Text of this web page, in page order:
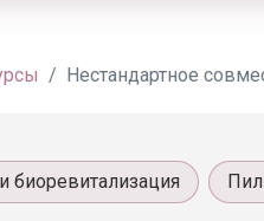
Нестандартное
биоревитализация